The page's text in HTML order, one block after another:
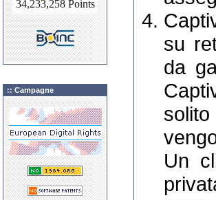
:: Campagne
su
da
Un